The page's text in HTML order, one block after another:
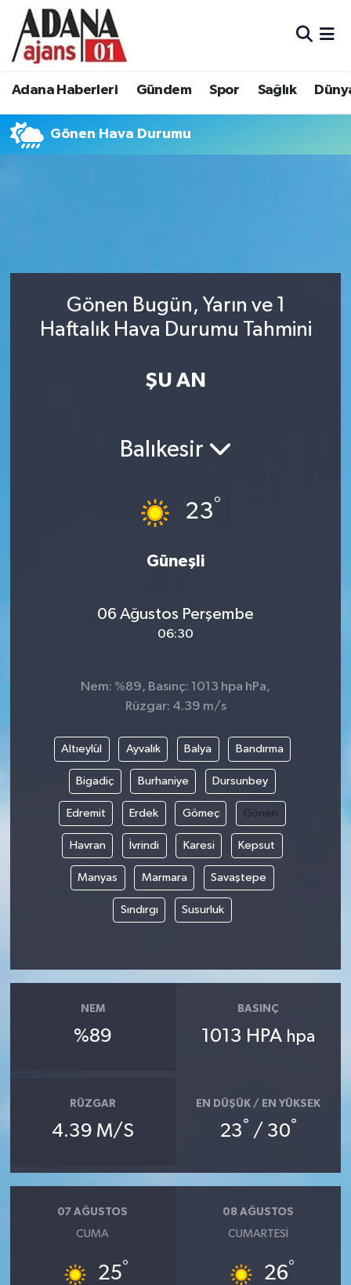
Adana Haberleri Gündem Spor Sağlık
Gönen Hava Durumu
Gönen Bugün, Yarın ve 1
Haftalık Hava Durumu Tahmini
ŞU AN
Balıkesir
23°
Güneşli
06 Ağustos Perşembe
06:30
Nem: %89, Basınç: 1013 hpa hPa,
Rüzgar: 4.39 m/s
Altıeylül Ayvalık Balya Bandırma
Bigadiç Burhaniye Dursunbey
Edremit Erdek Gömeç Gönen
Havran İvrindi Karesi Kepsut
Manyas Marmara Savaştepe
Sındırgı Susurluk
NEM
%89
BASINÇ
1013 HPA hpa
RÜZGAR
4.39 M/S
EN DÜŞÜK / EN YÜKSEK
23° / 30°
07 AĞUSTOS
CUMA
25°
08 AĞUSTOS
CUMARTESI
26°
Adana Haberleri
Spor
Siyaset
Ekonomi
Adana Nöbetçi Eczaneler
Adana Namaz Vakitleri
Son Dakika Haberleri
Haber Arşivi